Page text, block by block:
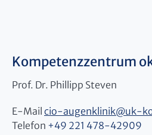
Kompetenzzentrum
Prof. Dr. Phillipp Steven
E-Mail cio-augenklinik@uk-
Telefon +49 221 478-42909